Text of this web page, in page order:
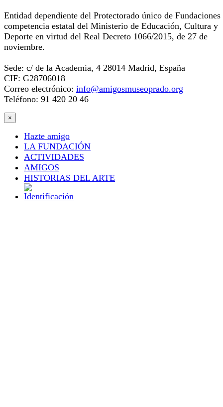
Entidad dependiente del Protectorado único de Fundaciones
competencia estatal del Ministerio de Educación, Cultura y
Deporte en virtud del Real Decreto 1066/2015, de 27 de
noviembre.
Sede: c/ de la Academia, 4 28014 Madrid, España
CIF: G28706018
Correo electrónico: info@amigosmuseoprado.org
Teléfono: 91 420 20 46
×
Hazte amigo
LA FUNDACIÓN
ACTIVIDADES
AMIGOS
HISTORIAS DEL ARTE